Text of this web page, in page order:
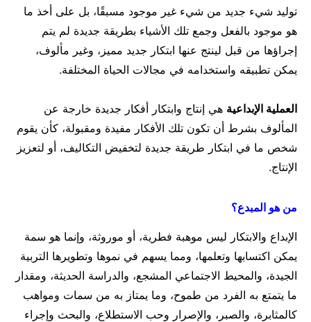
توليد شيء جديد من شيء غير موجود مسبقًا، بل على أخذ ما
هو موجود بالفعل وجمع تلك الأشياء بطريقة جديدة لم يتم
إجراؤها من قبل لينتج عنها ابتكار جديد مميز، وغير مألوف،
يمكن تطبيقه واستخدامه في مجالات الحياة المختلفة.
العملية الإبداعية هي إنتاج وابتكار أفكار جديدة خارجة عن
المألوف بشرط أن تكون تلك الأفكار مفيدة ومقبولة، كأن يقوم
شخص ما في ابتكار طريقة جديدة لتخفيض التكاليف، أو لتعزيز
الإنتاج.
من هو المبدع؟
الإبداع والابتكار ليس موهبة فطرية، أو موروثة، وإنما هو سمة
يمكن اكتسابها وتعلمها، ومما يسهم في نموها وتطويرها التربية
الجيدة، والمحيط الاجتماعي المشجع، والدراسة الحديثة، ومقدار
ما يتمتع به الفرد من طموح، وما يمتاز به من سمات ومواهب
كالمثابرة، والصبر، والإصرار وحب الاستطلاع، والبحث وإجراء